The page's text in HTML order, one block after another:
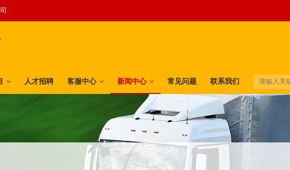
人才招聘 客服中心 新闻中心 常见问题 联系我们